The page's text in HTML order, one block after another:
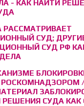
- КАК НАЙТИ
РАССМАТРИВАЕТ
СУД;
СУД РФ
РОСКОМНАДЗОРОМ
СУДА КАК